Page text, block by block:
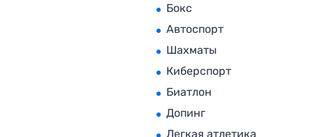
Бокс
Автоспорт
Шахматы
Киберспорт
Биатлон
Допинг
Легкая атлетика